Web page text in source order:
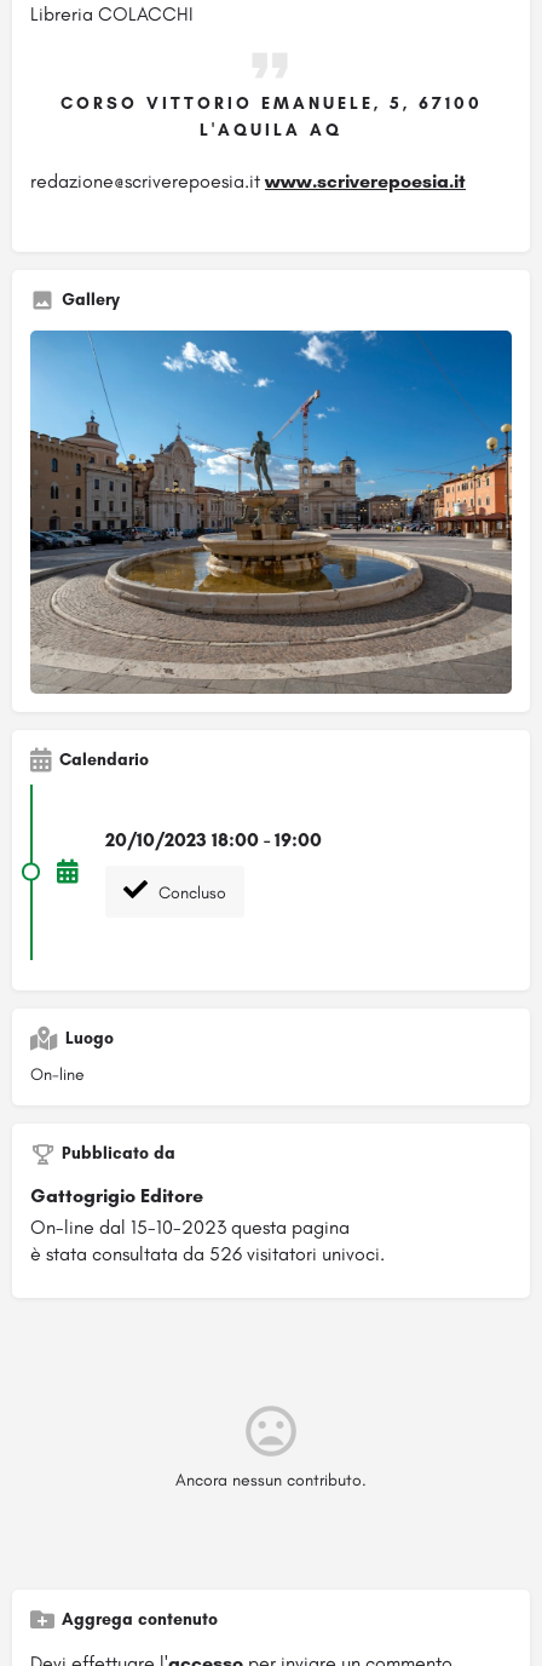
Libreria COLACCHI
CORSO VITTORIO EMANUELE, 5, 67100
L'AQUILA AQ
redazione@scriverepoesia.itwww.scriverepoesia.it
Gallery
Calendario
20/10/2023 18:00 - 19:00
Concluso
Luogo
On-line
Pubblicato da
Gattogrigio Editore
On-line dal 15-10-2023 questa pagina
è stata consultata da 526 visitatori univoci.
Ancora nessun contributo.
Aggrega contenuto